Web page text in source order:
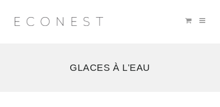
GLACES À L’EAU